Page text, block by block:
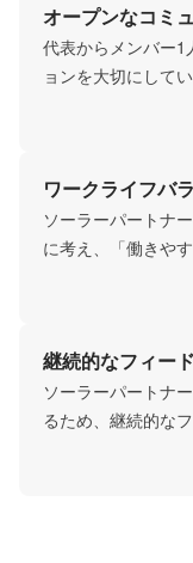
オープンなコミ
代表からメンバー1
ョンを大切にしてい
そして毎日実施し
オープンなコミュ
定期的に顔を合わ
ワークライフバ
ソーラーパートナ
に考え、「働きや
ります。また、「
仕事よりも大切な
を推奨する休暇制
継続的なフィー
ソーラーパートナ
るため、継続的な